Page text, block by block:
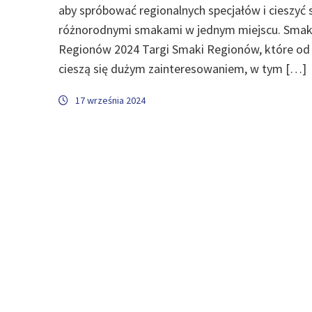
aby spróbować regionalnych specjałów i cieszyć
różnorodnymi smakami w jednym miejscu.
Regionów 2024 Targi Smaki Regionów, które
cieszą się dużym zainteresowaniem, w tym […]
17 września 2024